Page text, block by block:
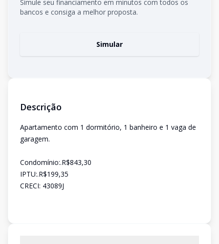
Simule seu financiamento em minutos com todos os
bancos e consiga a melhor proposta.
Simular
Descrição
Apartamento com 1 dormitório, 1 banheiro e 1 vaga de
garagem.
Condomínio:.R$843,30
IPTU:.R$199,35
CRECI: 43089J